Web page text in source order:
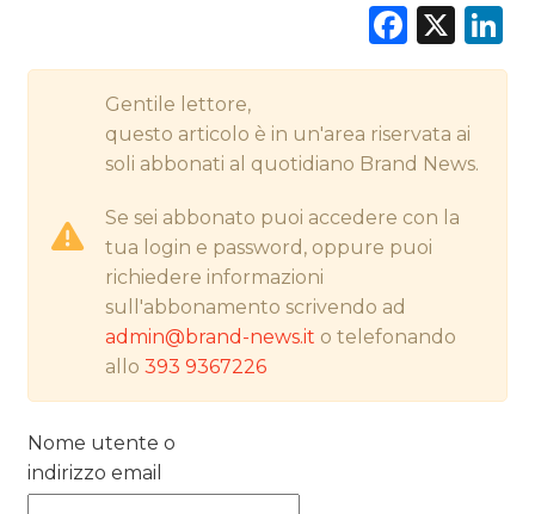
TV
DATI
RICERCHE
PREVISIONI/SCENARI
TREND
X
Gentile lettore,
questo articolo è in un'area riservata ai
soli abbonati al quotidiano Brand News.
Se sei abbonato puoi accedere con la
tua login e password, oppure puoi
richiedere informazioni
sull'abbonamento scrivendo ad
admin@brand-news.it o telefonando
allo393 9367226
Nome utente o
indirizzo email